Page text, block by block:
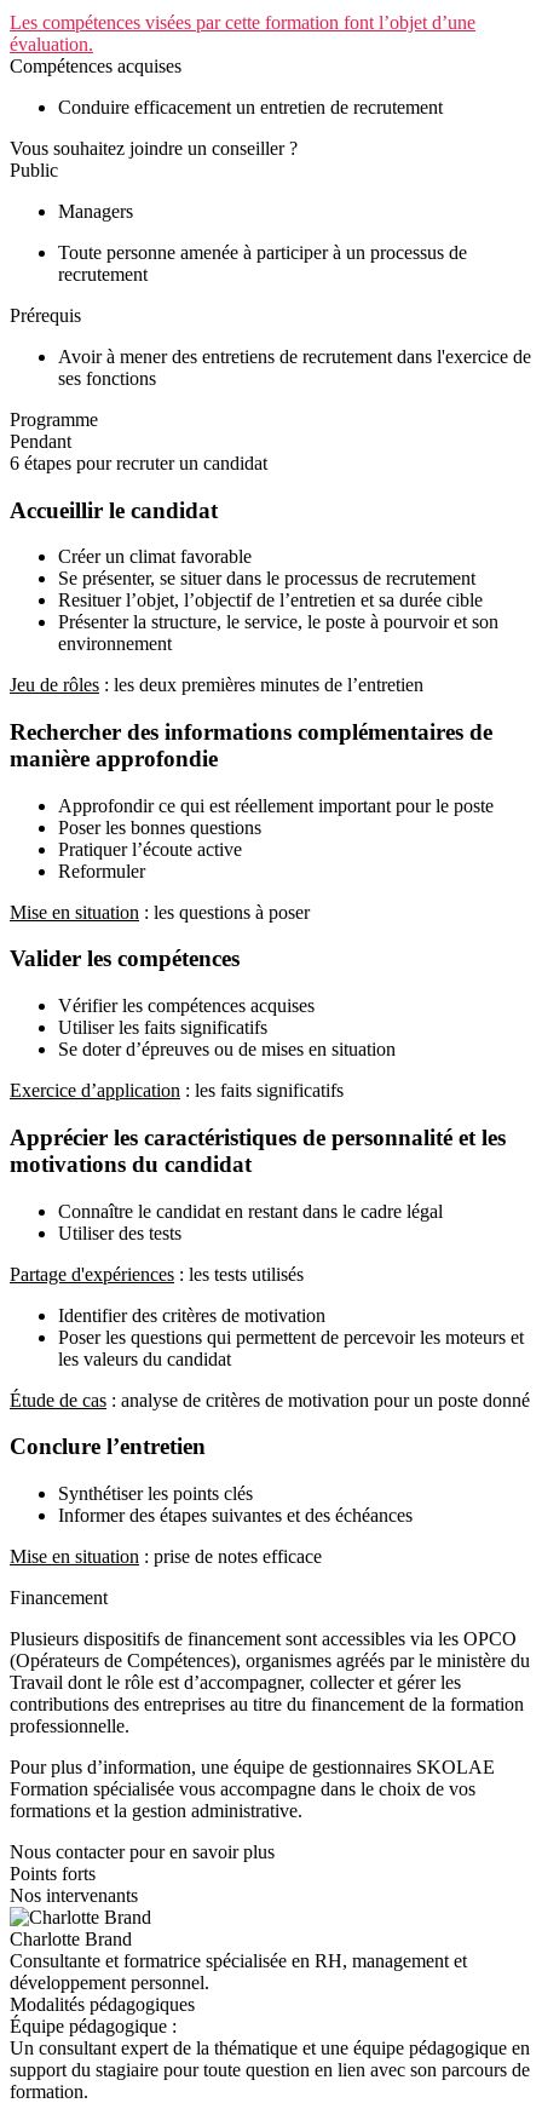
Les compétences visées par cette formation font l’objet d’une
évaluation.
Compétences acquises
Conduire efficacement un entretien de recrutement
Vous souhaitez joindre un conseiller ?
Public
Managers
Toute personne amenée à participer à un processus de
recrutement
Prérequis
Avoir à mener des entretiens de recrutement dans l'exercice de
ses fonctions
Programme
Pendant
6 étapes pour recruter un candidat
Accueillir le candidat
Créer un climat favorable
Se présenter, se situer dans le processus de recrutement
Resituer l’objet, l’objectif de l’entretien et sa durée cible
Présenter la structure, le service, le poste à pourvoir et son
environnement
Jeu de rôles : les deux premières minutes de l’entretien
Rechercher des informations complémentaires de
manière approfondie
Approfondir ce qui est réellement important pour le poste
Poser les bonnes questions
Pratiquer l’écoute active
Reformuler
Mise en situation : les questions à poser
Valider les compétences
Vérifier les compétences acquises
Utiliser les faits significatifs
Se doter d’épreuves ou de mises en situation
Exercice d’application : les faits significatifs
Apprécier les caractéristiques de personnalité et les
motivations du candidat
Connaître le candidat en restant dans le cadre légal
Utiliser des tests
Partage d'expériences : les tests utilisés
Identifier des critères de motivation
Poser les questions qui permettent de percevoir les moteurs et
les valeurs du candidat
Étude de cas : analyse de critères de motivation pour un poste donné
Conclure l’entretien
Synthétiser les points clés
Informer des étapes suivantes et des échéances
Mise en situation : prise de notes efficace
Financement
Plusieurs dispositifs de financement sont accessibles via les OPCO
(Opérateurs de Compétences), organismes agréés par le ministère du
Travail dont le rôle est d’accompagner, collecter et gérer les
contributions des entreprises au titre du financement de la formation
professionnelle.
Pour plus d’information, une équipe de gestionnaires SKOLAE
Formation spécialisée vous accompagne dans le choix de vos
formations et la gestion administrative.
Nous contacter pour en savoir plus
Points forts
Nos intervenants
Charlotte Brand
Consultante et formatrice spécialisée en RH, management et
développement personnel.
Modalités pédagogiques
Équipe pédagogique :
Un consultant expert de la thématique et une équipe pédagogique en
support du stagiaire pour toute question en lien avec son parcours de
formation.